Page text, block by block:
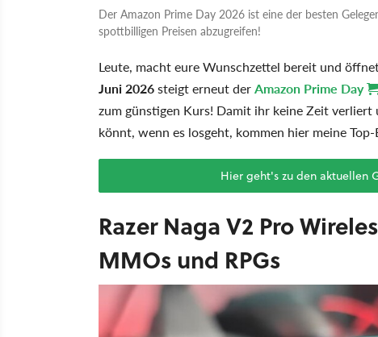
Der Amazon Prime Day 2026 ist eine der besten
spottbilligen Preisen abzugreifen!
Leute, macht eure Wunschzettel bereit und
Juni 2026steigt erneut derAmazon Prime Day
zum günstigen Kurs! Damit ihr keine Zeit
könnt, wenn es losgeht, kommen hier meine
Hier geht's zu den aktuellen
Razer Naga V2 Pro
MMOs und RPGs